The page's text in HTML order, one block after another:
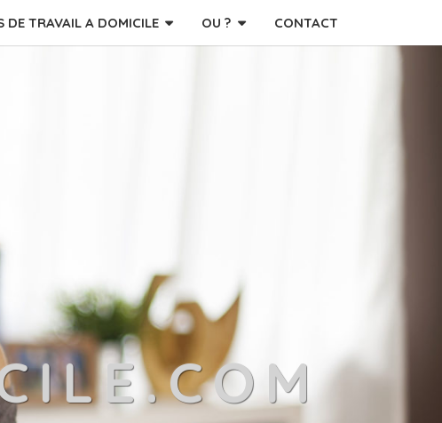
DE TRAVAIL A DOMICILE OU ? CONTACT